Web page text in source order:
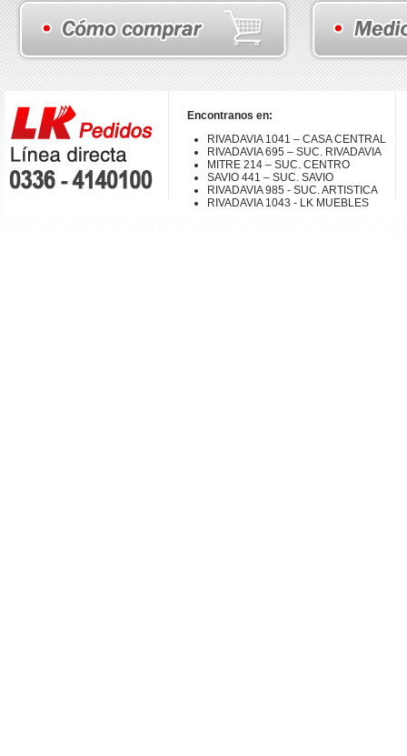
Encontranos en:
RIVADAVIA 1041 – CASA CENTRAL
RIVADAVIA 695 – SUC. RIVADAVIA
MITRE 214 – SUC. CENTRO
SAVIO 441 – SUC. SAVIO
RIVADAVIA 985 - SUC. ARTISTICA
RIVADAVIA 1043 - LK MUEBLES